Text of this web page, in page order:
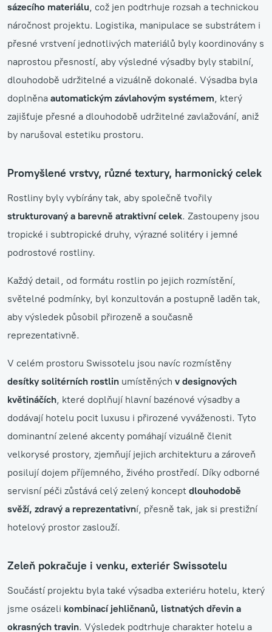
sázecího materiálu , což jen podtrhuje rozsah a technickou
náročnost projektu. Logistika, manipulace se substrátem i
přesné vrstvení jednotlivých materiálů byly koordinovány s
naprostou přesností, aby výsledné výsadby byly stabilní,
dlouhodobě udržitelné a vizuálně dokonalé. Výsadba byla
doplněna automatickým závlahovým systémem , který
zajišťuje přesné a dlouhodobě udržitelné zavlažování, aniž
by narušoval estetiku prostoru.
Promyšlené vrstvy, různé textury, harmonický celek
Rostliny byly vybírány tak, aby společně tvořily
strukturovaný a barevně atraktivní celek. Zastoupeny jsou
tropické i subtropické druhy, výrazné solitéry i jemné
podrostové rostliny.
Každý detail, od formátu rostlin po jejich rozmístění,
světelné podmínky, byl konzultován a postupně laděn tak,
aby výsledek působil přirozeně a současně
reprezentativně.
V celém prostoru Swissotelu jsou navíc rozmístěny
desítky solitérních rostlin umístěných v designových
květináčích , které doplňují hlavní bazénové výsadby a
dodávají hotelu pocit luxusu i přirozené vyváženosti. Tyto
dominantní zelené akcenty pomáhají vizuálně členit
velkorysé prostory, zjemňují jejich architekturu a zároveň
posilují dojem příjemného, živého prostředí. Díky odborné
servisní péči zůstává celý zelený koncept dlouhodobě
svěží, zdravý a reprezentativní, přesně tak, jak si prestižní
hotelový prostor zaslouží.
Zeleň pokračuje i venku, exteriér Swissotelu
Součástí projektu byla také výsadba exteriéru hotelu, který
jsme osázeli kombinací jehličnanů, listnatých dřevin a
okrasných travin. Výsledek podtrhuje charakter hotelu a